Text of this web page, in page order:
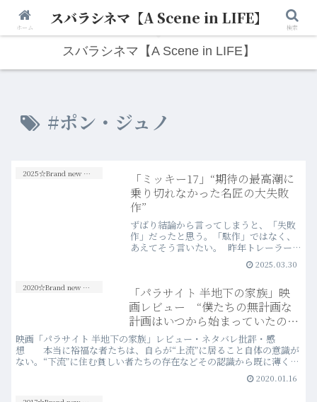
人生は“ひとりごと”から始まる。映画と写真と日々のこと。
スバラシネマ【A Scene in LIFE】
#ポン・ジュノ
2025☆Brand new Movies
「ミッキー17」“期待の最高潮に
乗り切れなかった名匠の大失敗
作”
ずばり結論から言ってしまうと、「失敗
作」だったと思う。「駄作」ではなく、
あえてそう言いたい。 昨年トレーラーを
初めて観た段階から、2025年再注目の作
品の一つであることはもちろん、個人的
ど、結果的に総じてインパクトに欠ける
作品だったことは否めない。
2025.03.30
2020☆Brand new Movies
「パラサイト 半地下の家族」映
画レビュー “僕たちの無計画な
計画はいつから始まっていたので
しょうか？”
映画「パラサイト 半地下の家族」レビュー・ネタバレ批評・感
想 本当に裕福な者たちは、自らが“上流”に居ること自体の意識が
ない。“下流”に住む貧しい者たちの存在などその認識から既に薄く、
2020.01.16
ホーム スバラシネマ【A Scene in LIFE】 検索